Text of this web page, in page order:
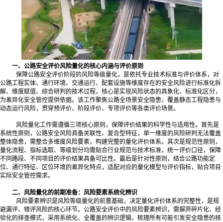
一、公路安全评价风险量化的核心内涵与评价原则
保障公路安全评价阶段的风险等级量化，是依托专业技术标准与评价体系，对
公路工程实体、通行环境、交通运行、配套设施等维度存在的安全风险进行标准化拆
解、维度赋值、综合研判的技术过程，核心是实现风险状态的具象化、标准化区分，
为差异化安全管控提供依据。该工作聚焦公路全场景安全隐患，覆盖静态工程隐患与
动态运行风险，贯穿预评价、阶段评价、专项评价等各类评价场景。
风险量化工作需遵循三项核心原则，保障评价结果的科学性与适用性。首先是
系统性原则，公路安全风险具备关联性、复合型特征，单一维度的风险研判无法覆盖
整体隐患，需整合多维度风险要素，构建完整的量化评价体系。其次是规范性原则，
量化流程、指标选取、等级划分均需贴合行业规范与技术标准，统一评价口径，保障
不同路段、不同项目的评价结果具备可比性。最后是针对性原则，结合公路功能定
位、通行特征、区位环境的差异化特点，适配对应的量化模型与评价指标，贴合项目
实际安全管控需求。
二、风险量化的前期准备：风险要素系统化辨识
风险要素辨识是风险等级量化的前置基础，决定量化评价体系的完整性，是规
避漏评、错评风险的核心环节。公路安全评价中的风险要素辨识，需摒弃碎片化、经
验化的排查模式，采用系统化、全覆盖的辨识逻辑，梳理所有可能引发安全隐患的核